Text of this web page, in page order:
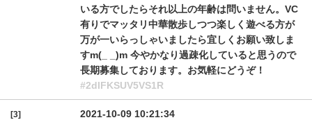
いる方でしたらそれ以上の年齢は問いません。VC
有りでマッタリ中華散歩しつつ楽しく遊べる方が
万が一いらっしゃいましたら宜しくお願い致しま
すm(_ _)m 今やかなり過疎化していると思うので
長期募集しております。お気軽にどうぞ！
#2dlFKSUV5VS1R
[3]
2021-10-09 10:21:34